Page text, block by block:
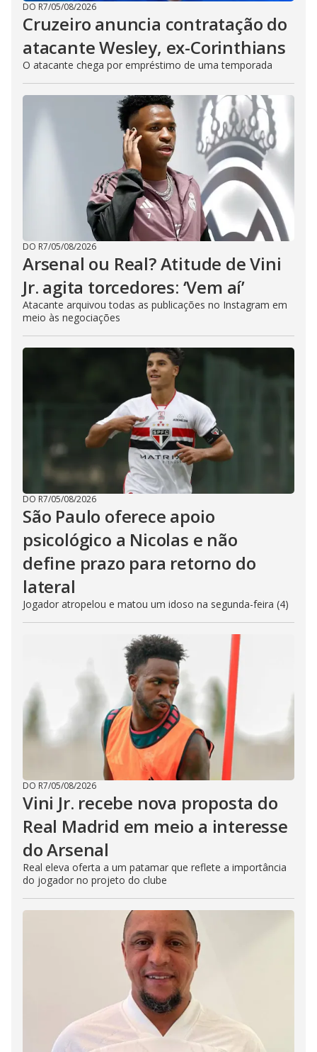
DO R7/05/08/2026
Cruzeiro anuncia contratação do
atacante Wesley, ex-Corinthians
O atacante chega por empréstimo de uma temporada
DO R7/05/08/2026
Arsenal ou Real? Atitude de Vini
Jr. agita torcedores: ‘Vem aí’
Atacante arquivou todas as publicações no Instagram em
meio às negociações
DO R7/05/08/2026
São Paulo oferece apoio
psicológico a Nicolas e não
define prazo para retorno do
lateral
Jogador atropelou e matou um idoso na segunda-feira (4)
DO R7/05/08/2026
Vini Jr. recebe nova proposta do
Real Madrid em meio a interesse
do Arsenal
Real eleva oferta a um patamar que reflete a importância
do jogador no projeto do clube